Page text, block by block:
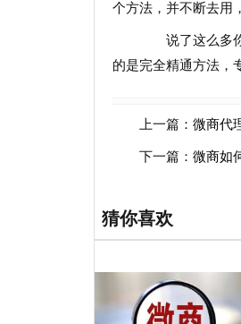
个方法，并不断去用
说了这么多你
的是完全精通方法，
上一篇： 微商代
下一篇： 微商如
猜你喜欢